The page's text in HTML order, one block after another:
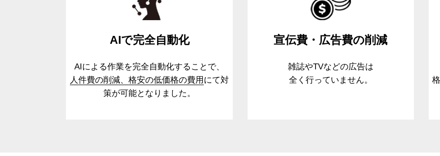
AIで完全自動化
AIによる作業を完全自動化することで、
人件費の削減、格安の低価格の費用にて対
策が可能となりました。
宣伝費・広告費の削減
雑誌やTVなどの広告は
全く行っていません。